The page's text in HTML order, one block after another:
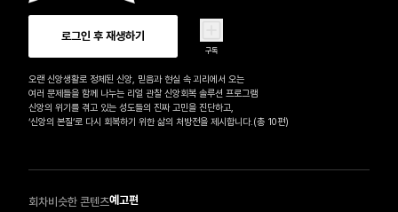
로그인 후 재생하기
구독
오랜 신앙생활로 정체된 신앙, 믿음과 현실 속 괴리에서 오는
여러 문제들을 함께 나누는 리얼 관찰 신앙회복 솔루션 프로그램
신앙의 위기를 겪고 있는 성도들의 진짜 고민을 진단하고,
‘신앙의 본질’로 다시 회복하기 위한 삶의 처방전을 제시합니다.(총 10편)
회차비슷한 콘텐츠예고편